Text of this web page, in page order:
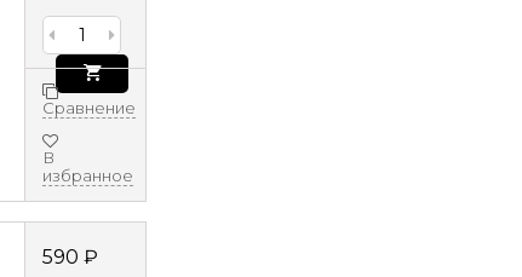
Сравнение
В
избранное
590 ₽